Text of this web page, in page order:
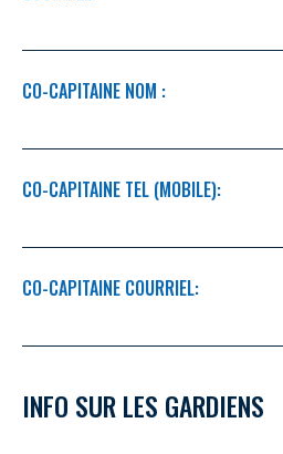
CO-CAPITAINE NOM :
CO-CAPITAINE TEL (MOBILE):
CO-CAPITAINE COURRIEL:
INFO SUR LES GARDIENS